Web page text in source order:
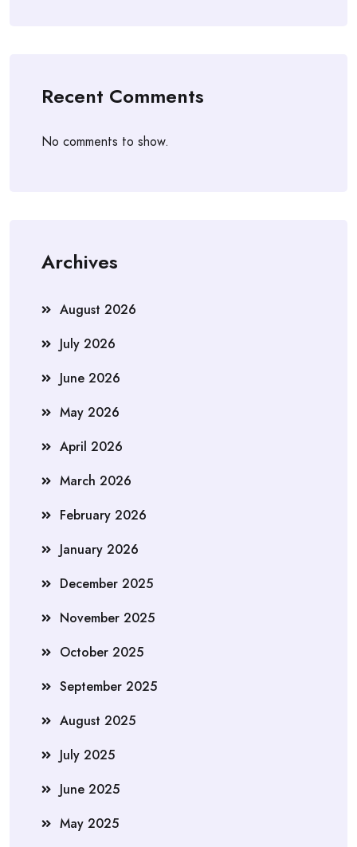
Recent Comments
No comments to show.
Archives
August 2026
July 2026
June 2026
May 2026
April 2026
March 2026
February 2026
January 2026
December 2025
November 2025
October 2025
September 2025
August 2025
July 2025
June 2025
May 2025